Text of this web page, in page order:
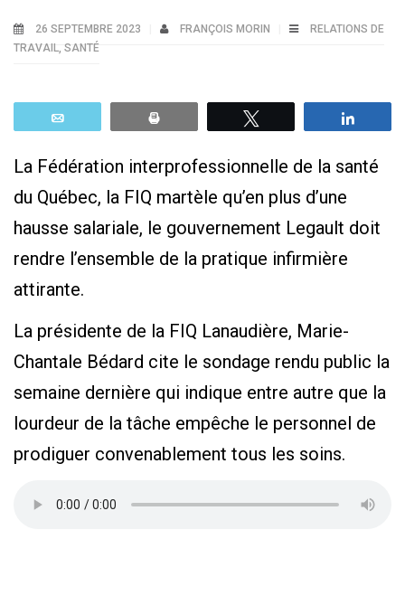
26 SEPTEMBRE 2023 FRANÇOIS MORIN
RELATIONS DE
TRAVAIL, SANTÉ
La Fédération interprofessionnelle de la santé
du Québec, la FIQ martèle qu’en plus d’une
hausse salariale, le gouvernement Legault doit
rendre l’ensemble de la pratique infirmière
attirante.
La présidente de la FIQ Lanaudière, Marie-
Chantale Bédard cite le sondage rendu public la
semaine dernière qui indique entre autre que la
lourdeur de la tâche empêche le personnel de
prodiguer convenablement tous les soins.